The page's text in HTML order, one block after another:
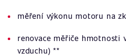
měření výkonu motoru na
renovace měřiče hmotnosti
vzduchu) **